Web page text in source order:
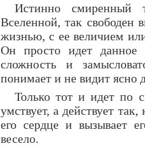
Истинно смиренный
Вселенной, так свободен
жизнью, с ее величием
Он просто идет данное
сложность и
понимает и не видит ясно
Только тот и идет по
умствует, а действует
его сердце и вызывает
весело.